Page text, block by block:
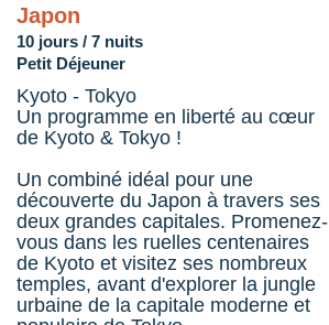
Japon
10 jours / 7 nuits
Petit Déjeuner
Kyoto - Tokyo
Un programme en liberté au cœur
de Kyoto & Tokyo !
Un combiné idéal pour une
découverte du Japon à travers ses
deux grandes capitales. Promenez-
vous dans les ruelles centenaires
de Kyoto et visitez ses nombreux
temples, avant d'explorer la jungle
urbaine de la capitale moderne et